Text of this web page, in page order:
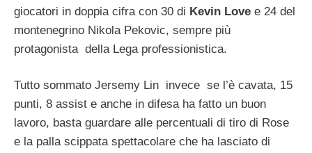
giocatori in doppia cifra con 30 di Kevin Love e 24 del
montenegrino Nikola Pekovic, sempre più
protagonista della Lega professionistica.
Tutto sommato Jersemy Lin invece se l’è cavata, 15
punti, 8 assist e anche in difesa ha fatto un buon
lavoro, basta guardare alle percentuali di tiro di Rose
e la palla scippata spettacolare che ha lasciato di